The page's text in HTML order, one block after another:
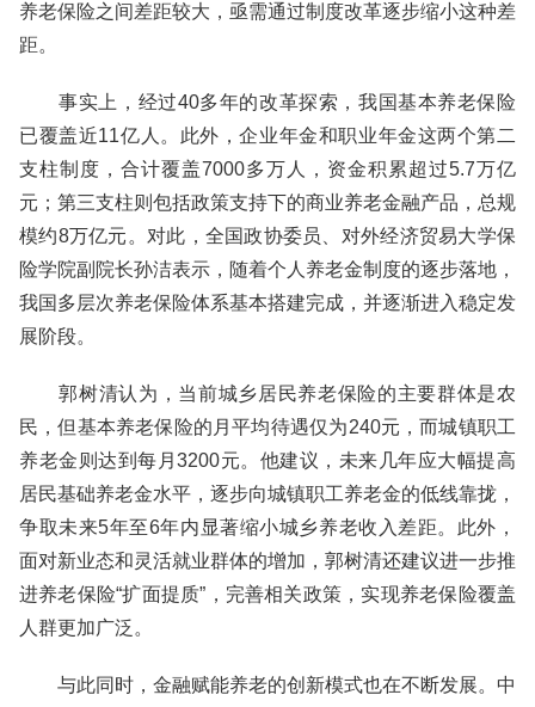
养老保险之间差距较大，亟需通过制度改革逐步缩小这种差
距。
事实上，经过40多年的改革探索，我国基本养老保险
已覆盖近11亿人。此外，企业年金和职业年金这两个第二
支柱制度，合计覆盖7000多万人，资金积累超过5.7万亿
元；第三支柱则包括政策支持下的商业养老金融产品，总规
模约8万亿元。对此，全国政协委员、对外经济贸易大学保
险学院副院长孙洁表示，随着个人养老金制度的逐步落地，
我国多层次养老保险体系基本搭建完成，并逐渐进入稳定发
展阶段。
郭树清认为，当前城乡居民养老保险的主要群体是农
民，但基本养老保险的月平均待遇仅为240元，而城镇职工
养老金则达到每月3200元。他建议，未来几年应大幅提高
居民基础养老金水平，逐步向城镇职工养老金的低线靠拢，
争取未来5年至6年内显著缩小城乡养老收入差距。此外，
面对新业态和灵活就业群体的增加，郭树清还建议进一步推
进养老保险“扩面提质”，完善相关政策，实现养老保险覆盖
人群更加广泛。
与此同时，金融赋能养老的创新模式也在不断发展。中